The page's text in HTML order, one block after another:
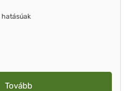
hatásúak
Tovább